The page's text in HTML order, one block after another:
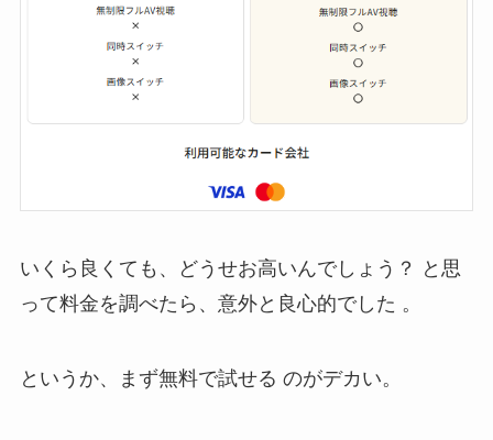
いくら良くても、どうせお高いんでしょう？ と思
って料金を調べたら、意外と良心的でした 。
というか、まず無料で試せる のがデカい。